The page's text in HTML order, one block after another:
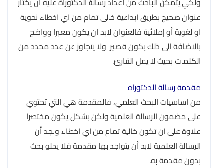
عنوان صحيح بطريق ابداعية خالى تمام من اي اخطاء نحوية
او لغوية أو إملائية فالعنوان لابد ان يكون معبرا وواضح
بالاضافة الى ذلك يكون قصيرا ولا يتجاوز عن عدد محدد من
الكلمات بحيث لا يمل القارئ.
مقدمة رسالة الدكتوراه
من اساسيات البحث العلمي، فالمقدمة هي التي تحتوي
على مضمون الرسالة العلمية ولكن بشكل يكون مختصرا
علاوة على ان تكون خالية تمام من اي اخطاء ونجد أن
الرسالة العلمية لابد أن يتواجد بها مقدمة فلا يخلو بحث
بدون مقدمة به.